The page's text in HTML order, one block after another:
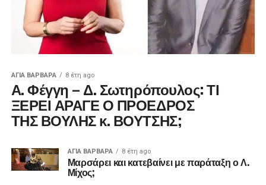
ΑΓΙΑ ΒΑΡΒΑΡΑ 8 έτη ago
Α. Φέγγη – Δ. Σωτηρόπουλος: ΤΙ
ΞΕΡΕΙ ΑΡΑΓΕ Ο ΠΡΟΕΔΡΟΣ
ΤΗΣ ΒΟΥΛΗΣ κ. ΒΟΥΤΣΗΣ;
ΑΓΙΑ ΒΑΡΒΑΡΑ 8 έτη ago
Μαρσάρει και κατεβαίνει με παράταξη ο Λ.
Μίχος;